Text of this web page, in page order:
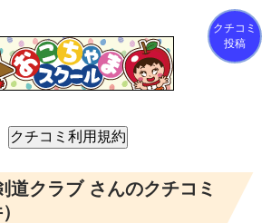
クチコミ
投稿
道クラブ さんのクチコミ